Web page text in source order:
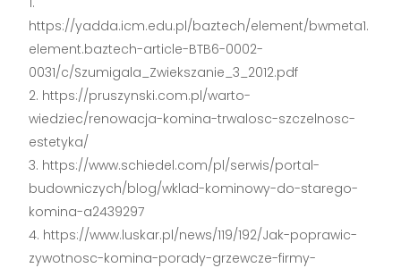
https://yadda.icm.edu.pl/baztech/element/bwmeta1.
element.baztech-article-BTB6-0002-
0031/c/Szumigala_Zwiekszanie_3_2012.pdf
https://pruszynski.com.pl/warto-
wiedziec/renowacja-komina-trwalosc-szczelnosc-
estetyka/
https://www.schiedel.com/pl/serwis/portal-
budowniczych/blog/wklad-kominowy-do-starego-
komina-a2439297
https://www.luskar.pl/news/119/192/Jak-poprawic-
zywotnosc-komina-porady-grzewcze-firmy-